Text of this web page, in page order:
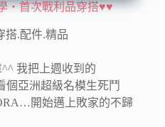
‧首次戰利品穿搭♥♥
搭.配件.精品
我把上週收到的
亞洲超級名模生死鬥
開始邁上敗家的不歸